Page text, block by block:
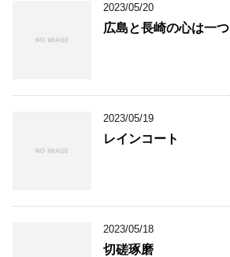
2023/05/20
広島と長崎の心は一つ
2023/05/19
レインコート
2023/05/18
切磋琢磨